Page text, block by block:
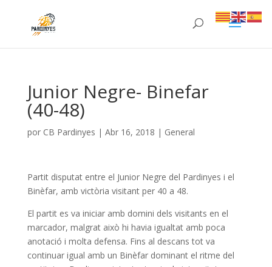
Junior Negre- Binefar
(40-48)
por CB Pardinyes | Abr 16, 2018 | General
Partit disputat entre el Junior Negre del Pardinyes i el
Binèfar, amb victòria visitant per 40 a 48.
El partit es va iniciar amb domini dels visitants en el
marcador, malgrat això hi havia igualtat amb poca
anotació i molta defensa. Fins al descans tot va
continuar igual amb un Binèfar dominant el ritme del